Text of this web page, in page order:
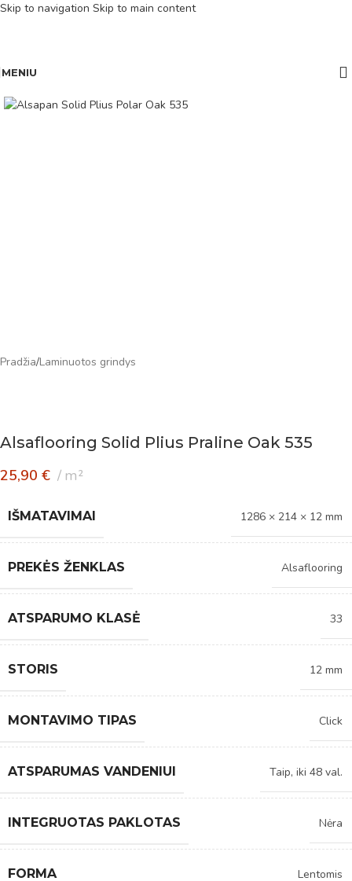
Skip to navigation Skip to main content
MENIU
Pradžia/Laminuotos grindys
Alsaflooring Solid Plius Praline Oak 535
25,90 € m²
IŠMATAVIMAI 1286 × 214 × 12 mm
PREKĖS ŽENKLAS Alsaflooring
ATSPARUMO KLASĖ 33
STORIS 12 mm
MONTAVIMO TIPAS Click
ATSPARUMAS VANDENIUI Taip, iki 48 val.
INTEGRUOTAS PAKLOTAS Nėra
FORMA Lentomis